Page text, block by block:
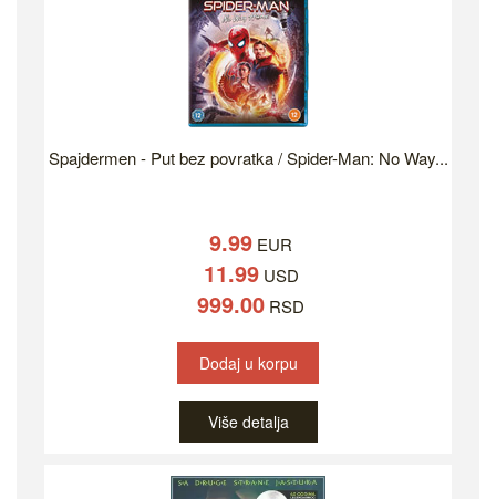
Spajdermen - Put bez povratka / Spider-Man: No Way...
9.99 EUR
11.99USD
999.00 RSD
Dodaj u korpu
Više detalja